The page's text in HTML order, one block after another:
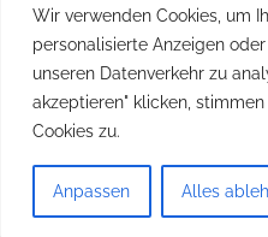
Wir verwenden Cookies, um
personalisierte Anzeigen
unseren Datenverkehr zu
akzeptieren" klicken,
Cookies zu.
Anpassen Alles
Hannovers kulinarische
deutsche Köstlichkeiten
Copyright © 2026 Günstig